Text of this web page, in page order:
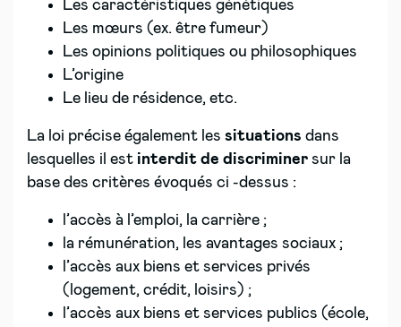
Les caractéristiques génétiques
Les mœurs (ex. être fumeur)
Les opinions politiques ou philosophiques
L’origine
Le lieu de résidence, etc.
La loi précise également les situations dans
lesquelles il est interdit de discriminer sur la
base des critères évoqués ci -dessus :
l’accès à l’emploi, la carrière ;
la rémunération, les avantages sociaux ;
l’accès aux biens et services privés
(logement, crédit, loisirs) ;
l’accès aux biens et services publics (école,